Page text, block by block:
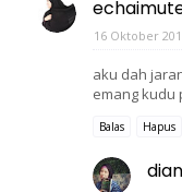
16 Oktober
aku dah
emang kudu
Balas Hapus